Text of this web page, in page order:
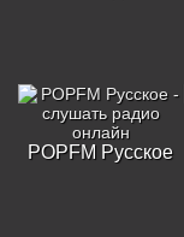
POPFM Русское